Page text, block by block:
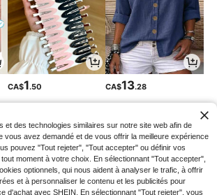
CA$1.50 CA$13.28
et des technologies similaires sur notre site web afin de
vous avez demandé et de vous offrir la meilleure expérience
pouvez "Tout rejeter", "Tout accepter" ou définir vos
moment à votre choix. En sélectionnant "Tout accepter",
optionnels, qui nous aident à analyser le trafic, à offrir
et à personnaliser le contenu et les publicités pour
d'achat avec SHEIN. En sélectionnant "Tout rejeter", vous